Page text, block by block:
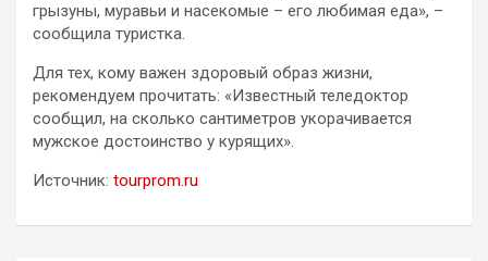
грызуны, муравьи и насекомые – его любимая еда», –
сообщила туристка.
Для тех, кому важен здоровый образ жизни,
рекомендуем прочитать: «Известный теледоктор
сообщил, на сколько сантиметров укорачивается
мужское достоинство у курящих».
Источник: tourprom.ru